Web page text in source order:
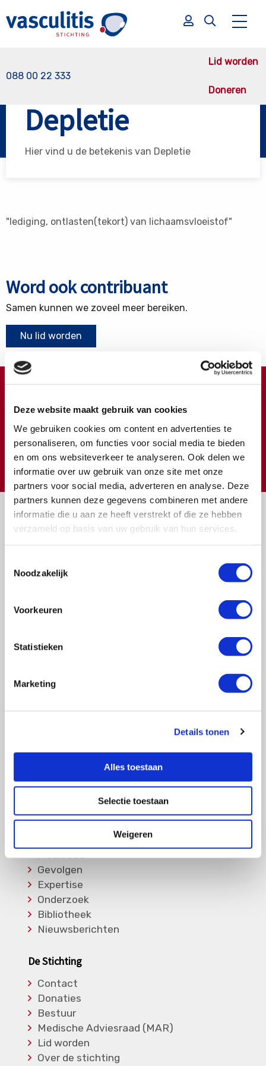
Deze website maakt gebruik van cookies
We gebruiken cookies om content en advertenties te
personaliseren, om functies voor social media te bieden
en om ons websiteverkeer te analyseren. Ook delen we
informatie over uw gebruik van onze site met onze
partners voor social media, adverteren en analyse. Deze
partners kunnen deze gegevens combineren met andere
informatie die u aan ze heeft verstrekt of die ze hebben
verzameld op basis van uw gebruik van hun services.
Noodzakelijk
Voorkeuren
Statistieken
Marketing
Details tonen
Alles toestaan
Selectie toestaan
Weigeren
088 00 22 333
Lid worden
Doneren
Zoek
Zoek
Depletie
Hier vind u de betekenis van Depletie
"lediging, ontlasten(tekort) van lichaamsvloeistof"
Word ook contribuant
Samen kunnen we zoveel meer bereiken.
Nu lid worden
Meer weten over wat we met uw extra gift doen?
Klik hier
€ Doneer
Vragen?
of bel ons op:
Ziektebeelden
EGPA
RCA
Overige Vasculitiden
Informatie
Soorten Vasculitis
Medicatie
Gevolgen
Expertise
Onderzoek
Bibliotheek
Nieuwsberichten
De Stichting
Contact
Donaties
Bestuur
Medische Adviesraad (MAR)
Lid worden
Over de stichting